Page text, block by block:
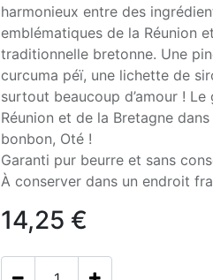
harmonieux entre des
emblématiques de la Réunion
traditionnelle bretonne. Une
curcuma péï, une lichette de
surtout beaucoup d’amour ! Le
Réunion et de la Bretagne
bonbon, Oté !
Garanti pur beurre et sans
À conserver dans un endroit
14,25 €